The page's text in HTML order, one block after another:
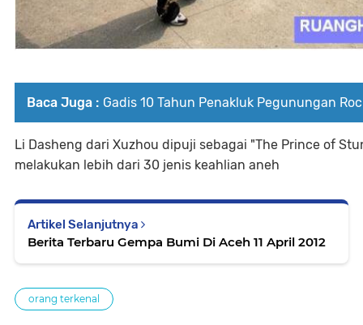
Baca Juga : Gadis 10 Tahun Penakluk Pegunungan
Li Dasheng dari Xuzhou dipuji sebagai "The Prince of
melakukan lebih dari 30 jenis keahlian aneh
Artikel Selanjutnya
Berita Terbaru Gempa Bumi Di Aceh 11 April 2012
orang terkenal